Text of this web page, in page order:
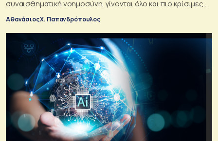
συναισθηματική νοημοσύνη, γίνονται όλο και πιο κρίσιμες
Αθανάσιος Χ. Παπανδρόπουλος